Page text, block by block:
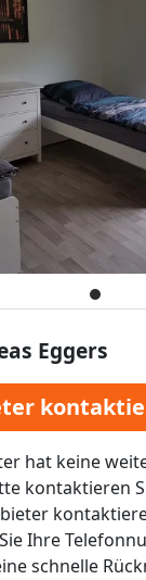
Eggers
hat keine
kontaktieren
Ihre
schnelle